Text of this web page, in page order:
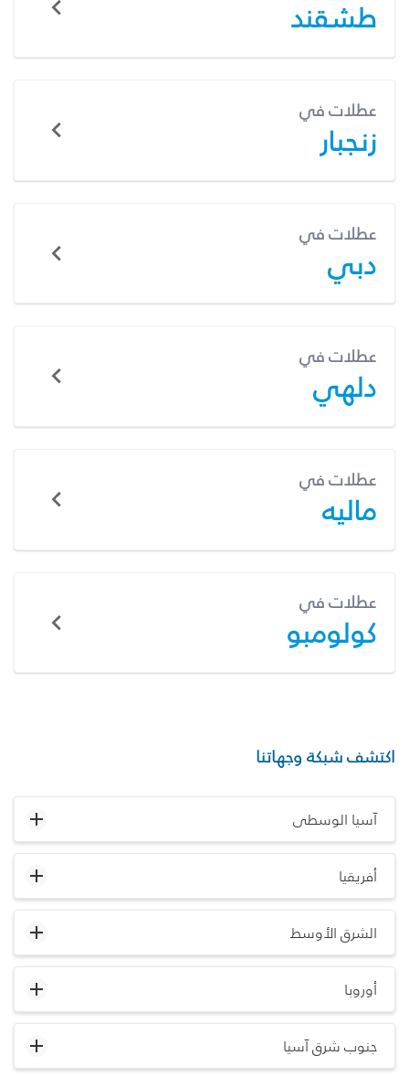
طشقند
عطلات في
زنجبار
عطلات في
دبي
عطلات في
دلهي
عطلات في
ماليه
عطلات في
كولومبو
اكتشف شبكة وجهاتنا
آسيا الوسطى
أفريقيا
الشرق الأوسط
أوروبا
جنوب شرق آسيا